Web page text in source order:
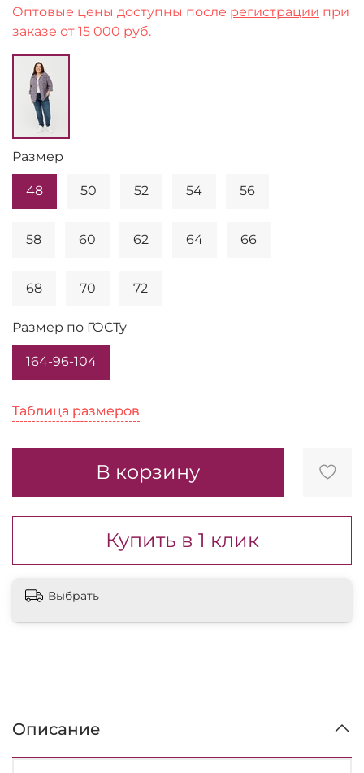
Оптовые цены доступны после регистрации при
заказе от 15 000 руб.
Таблица размеров
Таблица размеров
В корзину
Купить в 1 клик
Размер
48 50 52 54 56
58 60 62 64 66
68 70 72
Размер по ГОСТу
164-96-104
Выбрать
Описание